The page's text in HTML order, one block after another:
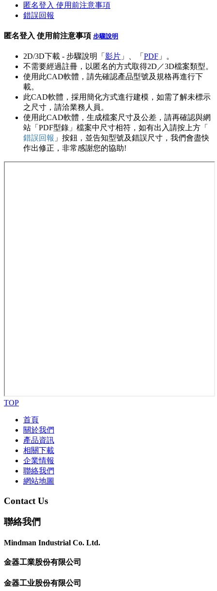
匿名登入 使用前注意事項
錯誤回報
匿名登入 使用前注意事項 步驟說明
2D/3D下載 - 步驟說明「 影片 」、「 PDF 」。
不需要經過註冊，以匿名的方式取得2D／3D檔案類型。
使用此CAD軟體，請先確認產品型號及規格再進行下
載。
此CAD軟體，採用簡化方式進行建模，如需了解未標示
之尺寸，請洽業務人員。
使用此CAD軟體，生成檔案尺寸及公差，請再確認與網
站「PDF型錄」檔案中尺寸相符，如有出入請按上方「
錯誤回報 」按鈕，並告知型號及錯誤尺寸，我們會盡快
作出修正，非常感謝您的協助!
TOP
首頁
關於我們
產品資訊
相關下載
企業情報
聯絡我們
網站地圖
Contact Us
聯絡我們
Mindman Industrial Co. Ltd.
金器工業股份有限公司
金器工业股份有限公司